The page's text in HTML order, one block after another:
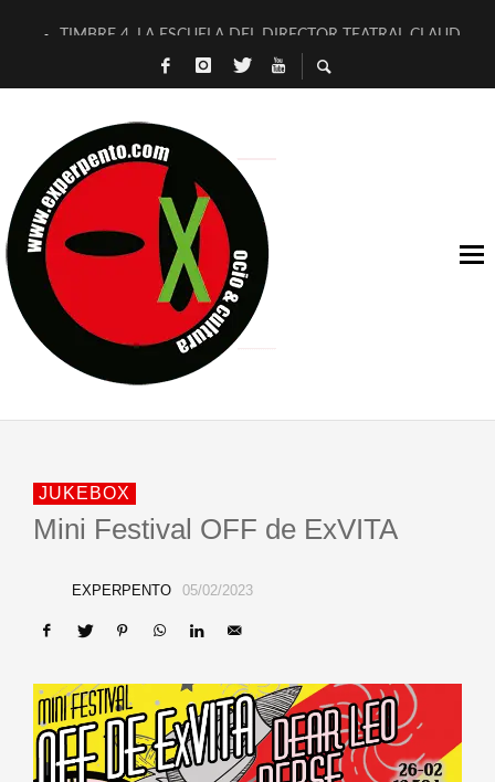
TIMBRE 4, LA ESCUELA DEL DIRECTOR TEATRAL CLAUDIO
30 AÑOS (NO ES NADA) DE LA KATARSIS DEL TOMATAZO
D’BALDOMEROS REINVENTAN [BITÁCORA 3.0] EN EXVITA
MARSHALL FLASH PRESENTA EN EXVITA [RELATIVA
JOFRE BARDAGÍ EN EXVITA INTERPRETANDO A SERRAT
YORCH PRESENTA [CURSO DE ARMONÍA PERSECUTORIA]
MAGALÍ SARE NOS EXPLICA [DESCASADA]
«NO TENGO PUTOS SUEÑOS»
JUKEBOX
Mini Festival OFF de ExVITA
EXPERPENTO 05/02/2023